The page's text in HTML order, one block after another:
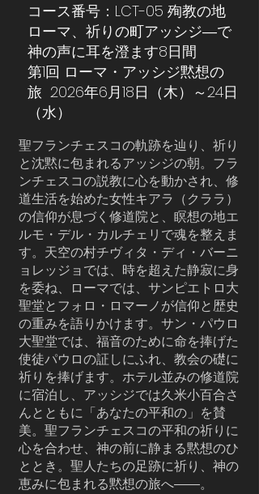
コース番号：LCT-05 殉教の地
ローマ、祈りの町アッシジ―で
神の声に耳を澄ます8日間
第1回 ローマ・アッシジ黙想の
旅 2026年6月18日（木）～24日
（水）
聖フランチェスコの軌跡を辿り、祈り
と沈黙に包まれるアッシジの朝。フラ
ンチェスコの説教に心を動かされ、修
道生活を始めた女性キアラ（クララ）
の信仰が息づく修道院と、瞑想の地エ
ルモ・デル・カルチェリで魂を整えま
す。天空の村チヴィタ・ディ・バーニ
ョレッジョでは、時を超えた静寂に身
を委ね、ローマでは、サンピエトロ大
聖堂とフォロ・ロマーノが信仰と歴史
の重みを語りかけます。サン・パウロ
大聖堂では、福音のために命を捧げた
使徒パウロの証しにふれ、教会の礎に
祈りを捧げます。ホテル並みの修道院
に宿泊し、アッシジでは久米小百合さ
んとともに「あなたの平和の」を賛
美。聖フランチェスコの平和の祈りに
心を合わせ、神の前に静まる黙想のひ
ととき。聖人たちの足跡に祈り、神の
恵みに包まれる黙想の旅へ――。